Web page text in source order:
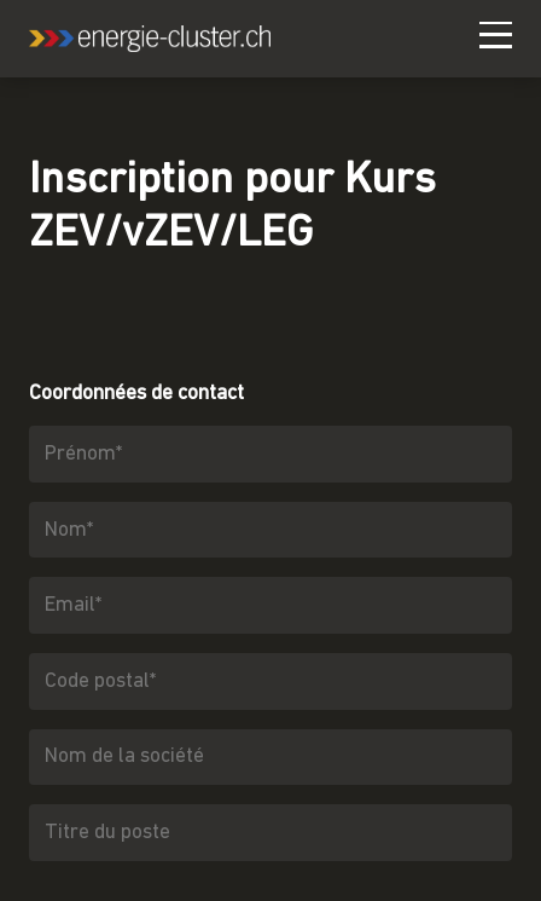
Inscription pour Kurs
ZEV/vZEV/LEG
Coordonnées de contact